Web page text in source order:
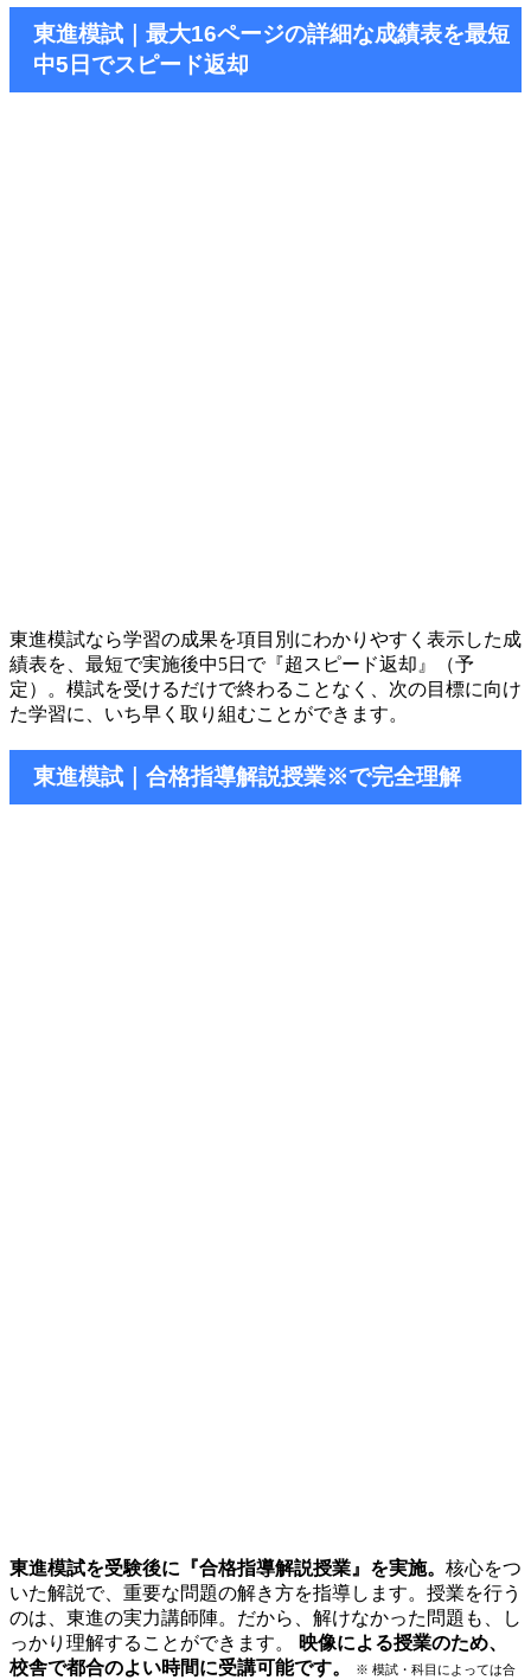
東進模試｜最大16ページの詳細な成績表を最短
中5日でスピード返却
東進模試なら学習の成果を項目別にわかりやすく表示した成
績表を、最短で実施後中5日で『超スピード返却』（予
定）。模試を受けるだけで終わることなく、次の目標に向け
た学習に、いち早く取り組むことができます。
東進模試｜合格指導解説授業※で完全理解
東進模試を受験後に『合格指導解説授業』を実施。 核心をつ
いた解説で、重要な問題の解き方を指導します。授業を行う
のは、東進の実力講師陣。だから、解けなかった問題も、し
っかり理解することができます。 映像による授業のため、
校舎で都合のよい時間に受講可能です。
※ 模試・科目によっては合